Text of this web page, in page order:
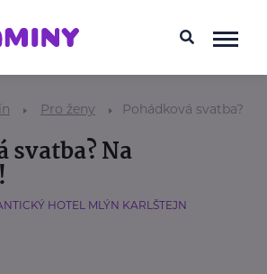
Pro ženy Pohádková svatba?
svatba? Na
HOTEL MLÝN KARLŠTEJN